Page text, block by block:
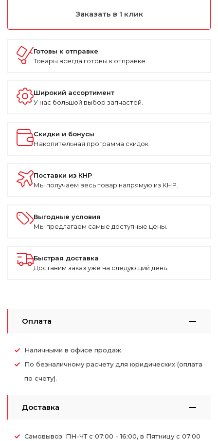
Заказать в 1 клик
Готовы к отправке
Товары всегда готовы к отправке.
Широкий ассортимент
У нас большой выбор запчастей.
Скидки и бонусы
Накопительная программа скидок.
Поставки из КНР
Мы получаем весь товар напрямую из КНР.
Выгодные условия
Мы предлагаем самые доступные цены.
Быстрая доставка
Доставим заказ уже на следующий день.
Оплата
Наличными в офисе продаж.
По безналичному расчету для юридических (оплата
по счету).
Доставка
Самовывоз: ПН-ЧТ с 07:00 - 16:00, в Пятницу с 07:00